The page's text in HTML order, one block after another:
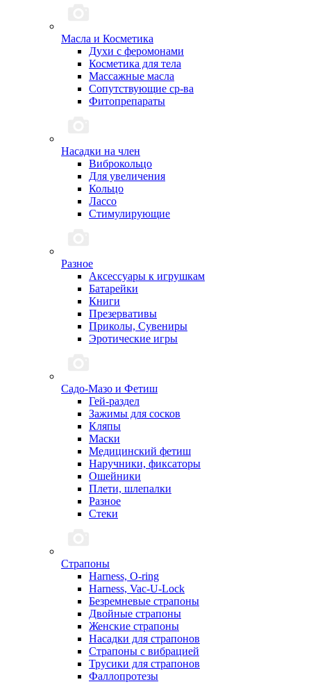
Масла и Косметика
Духи с феромонами
Косметика для тела
Массажные масла
Сопутствующие ср-ва
Фитопрепараты
Насадки на член
Виброкольцо
Для увеличения
Кольцо
Лассо
Стимулирующие
Разное
Аксессуары к игрушкам
Батарейки
Книги
Презервативы
Приколы, Сувениры
Эротические игры
Садо-Мазо и Фетиш
Гей-раздел
Зажимы для сосков
Кляпы
Маски
Медицинский фетиш
Наручники, фиксаторы
Ошейники
Плети, шлепалки
Разное
Стеки
Страпоны
Harness, O-ring
Harness, Vac-U-Lock
Безремневые страпоны
Двойные страпоны
Женские страпоны
Насадки для страпонов
Страпоны с вибрацией
Трусики для страпонов
Фаллопротезы